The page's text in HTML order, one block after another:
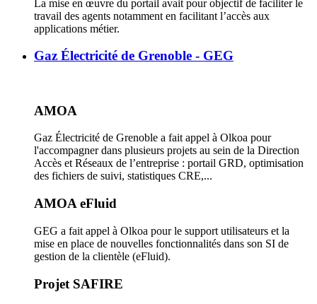
La mise en œuvre du portail avait pour objectif de faciliter le
travail des agents notamment en facilitant l’accès aux
applications métier.
Gaz Électricité de Grenoble - GEG
AMOA
Gaz Électricité de Grenoble a fait appel à Olkoa pour
l'accompagner dans plusieurs projets au sein de la Direction
Accès et Réseaux de l’entreprise : portail GRD, optimisation
des fichiers de suivi, statistiques CRE,...
AMOA eFluid
GEG a fait appel à Olkoa pour le support utilisateurs et la
mise en place de nouvelles fonctionnalités dans son SI de
gestion de la clientèle (eFluid).
Projet SAFIRE